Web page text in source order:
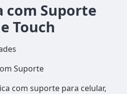
com Suporte
Touch
Suporte
com suporte para celular,